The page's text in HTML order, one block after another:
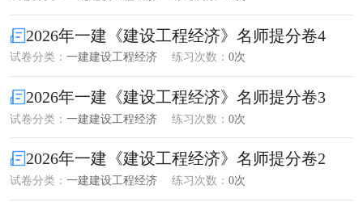
2026年一建《建设工程经济》名师提分卷4
试卷分类： 一建建设工程经济 练习次数： 0次
2026年一建《建设工程经济》名师提分卷3
试卷分类： 一建建设工程经济 练习次数： 0次
2026年一建《建设工程经济》名师提分卷2
试卷分类： 一建建设工程经济 练习次数： 0次